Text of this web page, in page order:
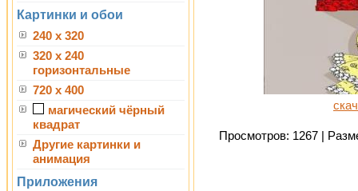
Картинки и обои
240 x 320
320 x 240
горизонтальные
720 x 400
магический чёрный
квадрат
Другие картинки и
анимация
Приложения
Просмотров: 1267 |